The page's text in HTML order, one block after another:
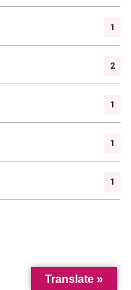
1
2
1
1
1
Translate »